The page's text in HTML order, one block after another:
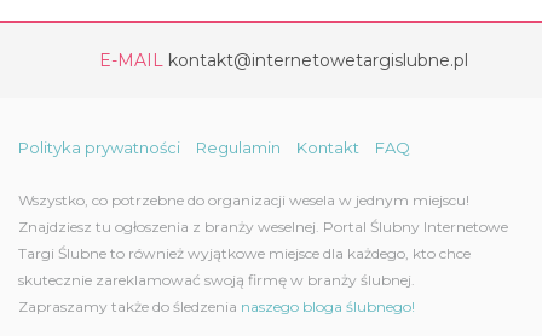
E-MAIL kontakt@internetowetargislubne.pl
Polityka prywatności Regulamin Kontakt FAQ
Wszystko, co potrzebne do organizacji wesela w jednym miejscu!
Znajdziesz tu ogłoszenia z branży weselnej. Portal Ślubny Internetowe
Targi Ślubne to również wyjątkowe miejsce dla każdego, kto chce
skutecznie zareklamować swoją firmę w branży ślubnej.
Zapraszamy także do śledzenia naszego bloga ślubnego!